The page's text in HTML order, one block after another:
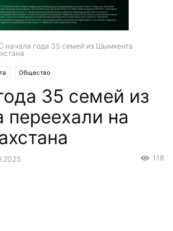
начала года 35 семей из Шымкента
Общество
35 семей из
на
118